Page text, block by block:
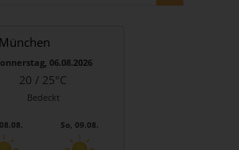
06.08.2026
20 / 25°C
Bedeckt
So, 09.08.